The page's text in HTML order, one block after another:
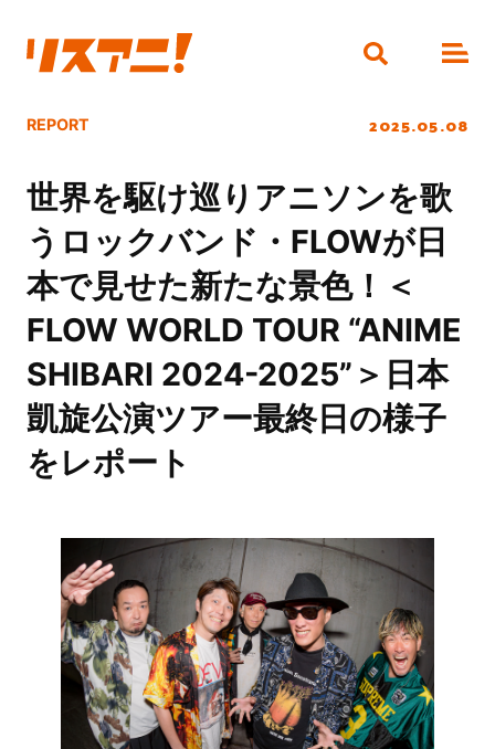
REPORT 2025.05.08
世界を駆け巡りアニソンを歌
うロックバンド・FLOWが日
本で見せた新たな景色！＜
FLOW WORLD TOUR “ANIME
SHIBARI 2024-2025”＞日本
凱旋公演ツアー最終日の様子
をレポート